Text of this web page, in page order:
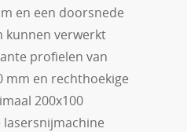
en een doorsnede
kunnen verwerkt
profielen van
mm en rechthoekige
200x100